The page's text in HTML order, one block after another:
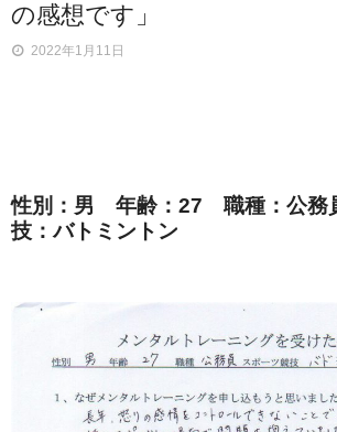
の感想です」
2022年1月11日
性別：男 年齢：27 職種：公
技：バトミントン